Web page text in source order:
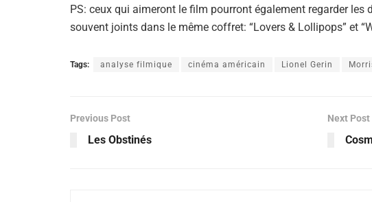
PS: ceux qui aimeront le film pourront également regarder
souvent joints dans le même coffret: “Lovers & Lollipops” et
Tags: analyse filmique cinéma américain Lionel Gerin
Previous Post
Les Obstinés
Next Post